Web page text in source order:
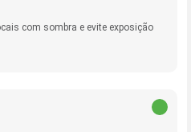
com sombra e evite exposição